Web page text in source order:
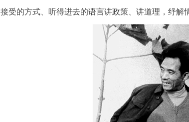
接受的方式、听得进去的语言讲政策、讲道理，纾解